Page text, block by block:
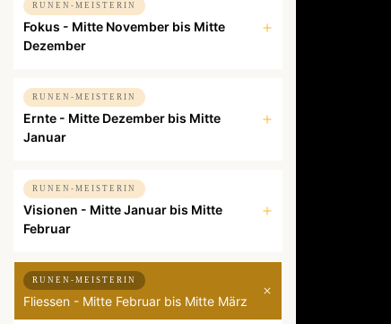
RUNEN-MEISTERIN
Fokus - Mitte November bis Mitte
Dezember
RUNEN-MEISTERIN
Ernte - Mitte Dezember bis Mitte
Januar
RUNEN-MEISTERIN
Visionen - Mitte Januar bis Mitte
Februar
RUNEN-MEISTERIN
Fliessen - Mitte Februar bis Mitte März